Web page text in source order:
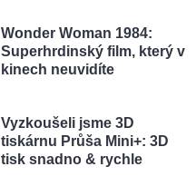
Wonder Woman 1984:
Superhrdinský film, který v
kinech neuvidíte
Vyzkoušeli jsme 3D
tiskárnu Průša Mini+: 3D
tisk snadno & rychle